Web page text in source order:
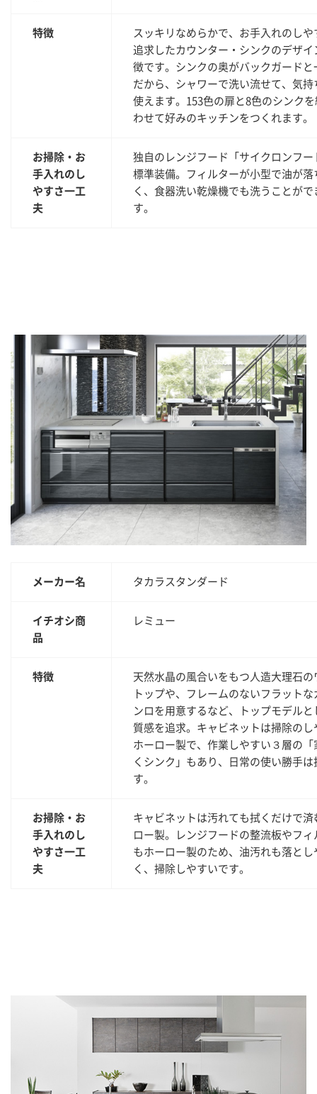
特徴
スッキリなめらかで、お手入れのしや
追求したカウンター・シンクのデザイ
徴です。シンクの奥がバックガードと
だから、シャワーで洗い流せて、気持
使えます。153色の扉と8色のシンク
わせて好みのキッチンをつくれます。
お掃除・お
手入れのし
やすさ一工
夫
独自のレンジフード「サイクロンフー
標準装備。フィルターが小型で油が落
く、食器洗い乾燥機でも洗うことがで
す。
メーカー名 タカラスタンダード
イチオシ商
品
レミュー
特徴
天然水晶の風合いをもつ人造大理石の
トップや、フレームのないフラットな
ンロを用意するなど、トップモデルと
質感を追求。キャビネットは掃除のし
ホーロー製で、作業しやすい３層の「
くシンク」もあり、日常の使い勝手は
す。
お掃除・お
手入れのし
やすさ一工
夫
キャビネットは汚れても拭くだけで済
ロー製。レンジフードの整流板やフィ
もホーロー製のため、油汚れも落とし
く、掃除しやすいです。